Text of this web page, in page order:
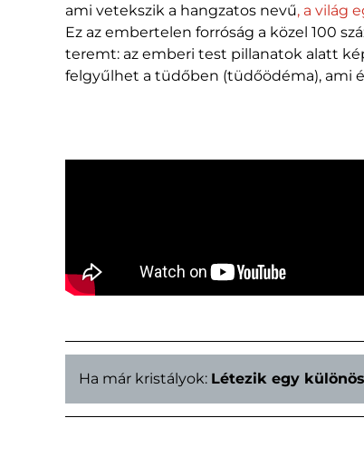
ami vetekszik a hangzatos nevű, a világ
Ez az embertelen forróság a közel 100
teremt: az emberi test pillanatok alatt
felgyűlhet a tüdőben (tüdőödéma), ami
Ha már kristályok: Létezik egy